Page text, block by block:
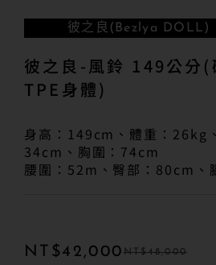
彼之良(Bezlya DOLL)
彼之良-風鈴 149公分(
TPE身體)
身高：149cm、體重：26kg
34cm、胸圍：74cm
腰圍：52m、臀部：80cm、
NT$48,000
NT$ 42,000